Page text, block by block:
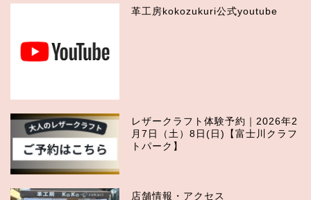
革工房kokozukuri公式youtube
レザークラフト体験予約｜2026年2
月7日（土）8日(日)【富士川クラフ
トパーク】
店舗情報・アクセス